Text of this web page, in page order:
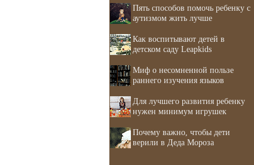
Пять способов помочь ребенку с
аутизмом жить лучше
Как воспитывают детей в
детском саду Leapkids
Миф о несомненной пользе
раннего изучения языков
Для лучшего развития ребенку
нужен минимум игрушек
Почему важно, чтобы дети
верили в Деда Мороза